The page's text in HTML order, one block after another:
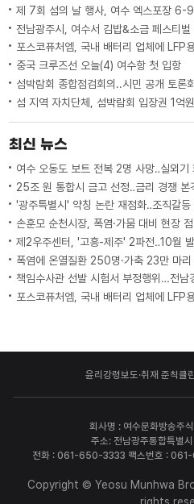
제 7회 섬의 날 행사, 여수 엑스포장 6-9
전남광주시, 여수서 김밥&소금 페스티벌
포스코퓨처엠, 국내 배터리 업체에 LFP
중국 크루즈선 오늘(4) 여수항 첫 입항
섬박람회 종합점검회의..시민 공개 토론
섬 지역 자치단체, 섬박람회 입장권 1억
최신 뉴스
여수 오동도 보트 전복 2명 사망‥실외기
25조 원 통합시 금고 선정‥금리 경쟁 본
'광주특별시' 약칭 논란 재점화‥조직갈등
손훈모 순천시장, 폭염·가뭄 대비 현장
제2우주센터, '고흥-제주' 2파전‥10월
폭염에 온열질환 250명·가축 23만 마리
책임수사관 선발 시험서 부정행위…전남
포스코퓨처엠, 국내 배터리 업체에 LFP
윤리강령 보도·취재 준칙클
회사명 : 여수문화방송주
주소: 전남광주통합특별
전화 : 061-650-3333 팩스번호 :
Copyright © Yeosu Munhwa